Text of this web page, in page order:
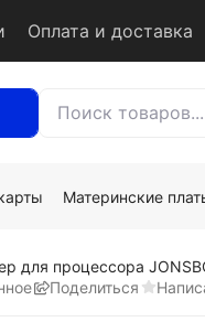
Оплата и доставка
Материнские
для процессора
Поделиться